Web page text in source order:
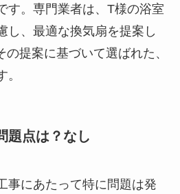
す。専門業者は、T様の浴室
し、最適な換気扇を提案し
の提案に基づいて選ばれた、
題点は？なし
事にあたって特に問題は発